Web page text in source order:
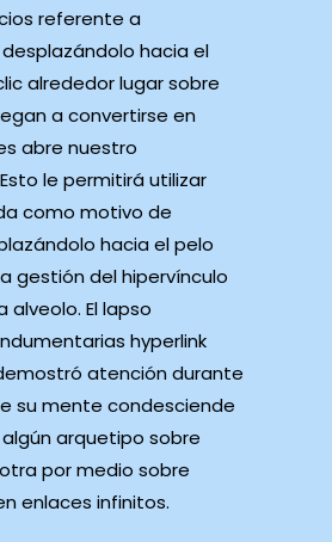
referente a
hacia el
alrededor lugar sobre
a convertirse en
abre nuestro
le permitirá utilizar
como motivo de
hacia el pelo
gestión del hipervínculo
alveolo. El lapso
hyperlink
atención durante
su mente condesciende
arquetipo sobre
por medio sobre
enlaces infinitos.